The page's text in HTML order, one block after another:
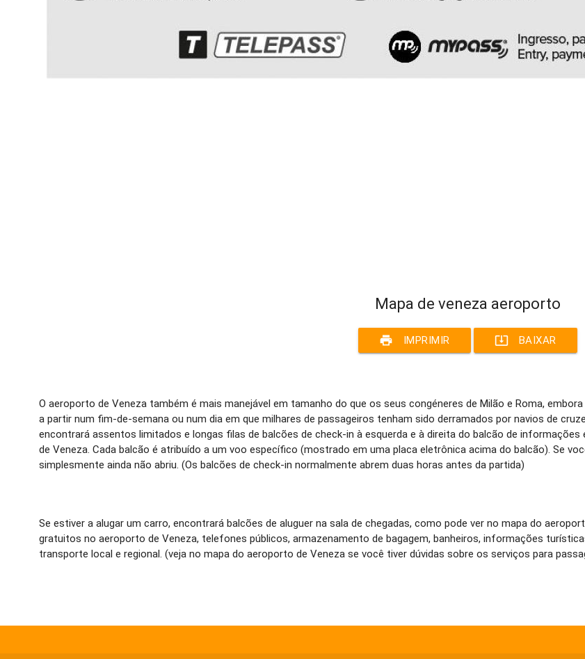
Mapa de veneza aeroporto
print IMPRIMIR system_update_alt BAIXAR
O aeroporto de Veneza também é mais manejável em tamanho do que os seus congéneres de Milão e Roma,
a partir num fim-de-semana ou num dia em que milhares de passageiros tenham sido derramados por navios de
encontrará assentos limitados e longas filas de balcões de check-in à esquerda e à direita do balcão de
de Veneza. Cada balcão é atribuído a um voo específico (mostrado em uma placa eletrônica acima do balcão). Se
simplesmente ainda não abriu. (Os balcões de check-in normalmente abrem duas horas antes da partida)
Se estiver a alugar um carro, encontrará balcões de aluguer na sala de chegadas, como pode ver no mapa do
gratuitos no aeroporto de Veneza, telefones públicos, armazenamento de bagagem, banheiros, informações
transporte local e regional. (veja no mapa do aeroporto de Veneza se você tiver dúvidas sobre os serviços para